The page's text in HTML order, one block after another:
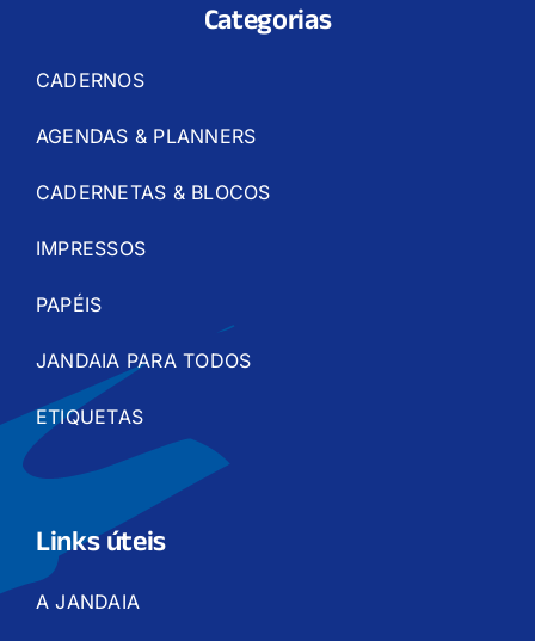
Categorias
CADERNOS
AGENDAS & PLANNERS
CADERNETAS & BLOCOS
IMPRESSOS
PAPÉIS
JANDAIA PARA TODOS
ETIQUETAS
Links úteis
A JANDAIA